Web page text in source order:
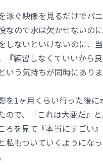
泳ぐ映像を見るだけでパ
なので水は欠かせないの
しないといけないのに、
『練習しなくていいから
いう気持ちが同時にあり
を1ヶ月くらい行った後
ので、『これは大変だ』
ろを見て『本当にすごい
私もついていくようにな